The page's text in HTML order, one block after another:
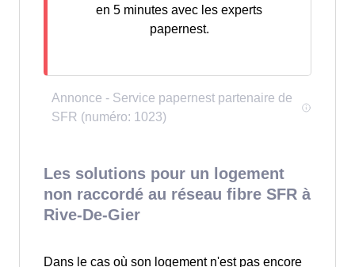
en 5 minutes avec les experts
papernest.
Les solutions pour un logement
non raccordé au réseau fibre SFR à
Rive-De-Gier
Dans le cas où son logement n'est pas encore